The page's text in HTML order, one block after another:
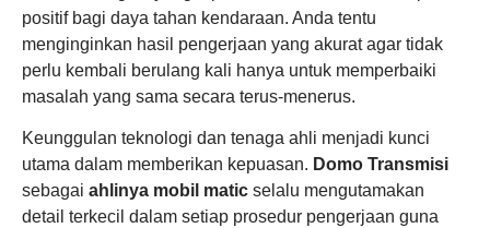
positif bagi daya tahan kendaraan. Anda tentu
menginginkan hasil pengerjaan yang akurat agar tidak
perlu kembali berulang kali hanya untuk memperbaiki
masalah yang sama secara terus-menerus.
Keunggulan teknologi dan tenaga ahli menjadi kunci
utama dalam memberikan kepuasan. Domo Transmisi
sebagai ahlinya mobil matic selalu mengutamakan
detail terkecil dalam setiap prosedur pengerjaan guna